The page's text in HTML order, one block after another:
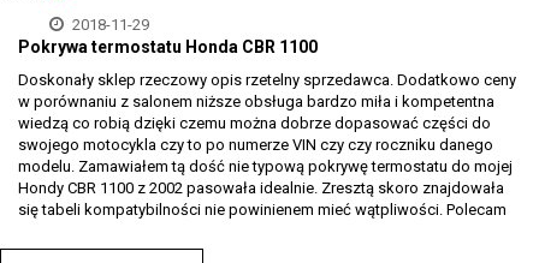
2018-11-29
Pokrywa termostatu Honda CBR 1100
Doskonały sklep rzeczowy opis rzetelny sprzedawca. Dodatkowo ceny
w porównaniu z salonem niższe obsługa bardzo miła i kompetentna
wiedzą co robią dzięki czemu można dobrze dopasować części do
swojego motocykla czy to po numerze VIN czy czy roczniku danego
modelu. Zamawiałem tą dość nie typową pokrywę termostatu do mojej
Hondy CBR 1100 z 2002 pasowała idealnie. Zresztą skoro znajdowała
się tabeli kompatybilności nie powinienem mieć wątpliwości. Polecam